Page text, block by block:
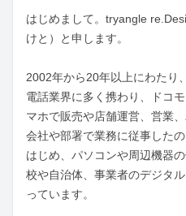
はじめまして。tryangle
けと）と申します。
2002年から20年以上にわたり
電話業界に多く携わり、ドコ
マホで販売や店舗運営、営業
会社や部署で業務に従事した
はじめ、パソコンや周辺機器
校や自治体、事業者のデジタ
っています。